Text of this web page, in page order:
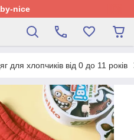
nice
для хлопчиків від 0 до 11 років